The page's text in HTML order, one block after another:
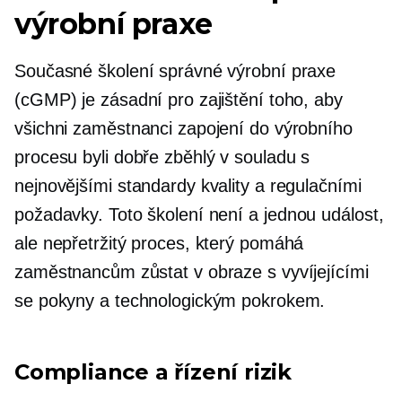
výrobní praxe
Současné školení správné výrobní praxe
(cGMP) je zásadní pro zajištění toho, aby
všichni zaměstnanci zapojení do výrobního
procesu byli dobře zběhlýv souladu s
nejnovějšími standardy kvality a regulačními
požadavky. Toto školení není a jednou událost,
ale nepřetržitý proces, který pomáhá
zaměstnancům zůstat v obraze s vyvíjejícími
se pokyny a technologickým pokrokem.
Compliance a řízení rizik